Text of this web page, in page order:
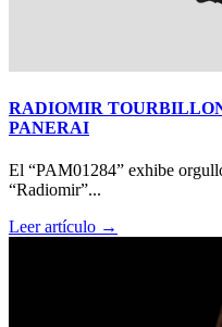
RADIOMIR
PANERAI
El “PAM01284” exhibe
“Radiomir”...
Leer artículo →